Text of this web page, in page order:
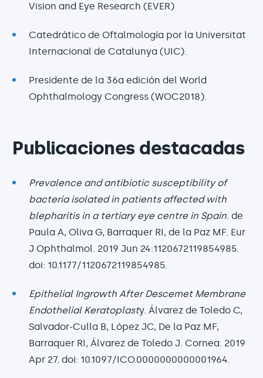
Vision and Eye Research (EVER)
Catedrático de Oftalmología por la Universitat
Internacional de Catalunya (UIC).
Presidente de la 36a edición del World
Ophthalmology Congress (WOC2018).
Publicaciones destacadas
Prevalence and antibiotic susceptibility of
bacteria isolated in patients affected with
blepharitis in a tertiary eye centre in Spain. de
Paula A, Oliva G, Barraquer RI, de la Paz MF. Eur
J Ophthalmol. 2019 Jun 24:1120672119854985.
doi: 10.1177/1120672119854985.
Epithelial Ingrowth After Descemet Membrane
Endothelial Keratoplasty. Álvarez de Toledo C,
Salvador-Culla B, López JC, De la Paz MF,
Barraquer RI, Álvarez de Toledo J. Cornea. 2019
Apr 27. doi: 10.1097/ICO.0000000000001964.